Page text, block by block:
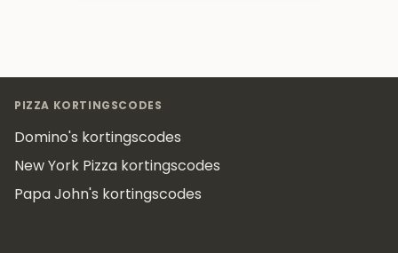
PIZZA KORTINGSCODES
Domino's kortingscodes
New York Pizza kortingscodes
Papa John's kortingscodes